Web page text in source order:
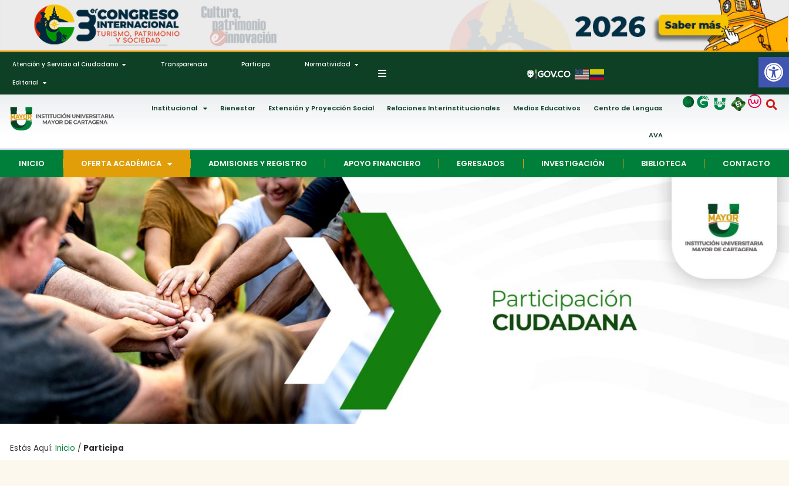
Abrir
Atención y Servicio al Ciudadano Transparencia Participa Normatividad
Editorial
Institucional Bienestar Extensión y Proyección Social Relaciones Interinstitucionales Medios Educativos Centro de Lenguas
AVA
INICIO OFERTA ACADÉMICA ADMISIONES Y REGISTRO APOYO FINANCIERO EGRESADOS INVESTIGACIÓN BIBLIOTECA CONTACTO
Estás Aquí: Inicio / Participa